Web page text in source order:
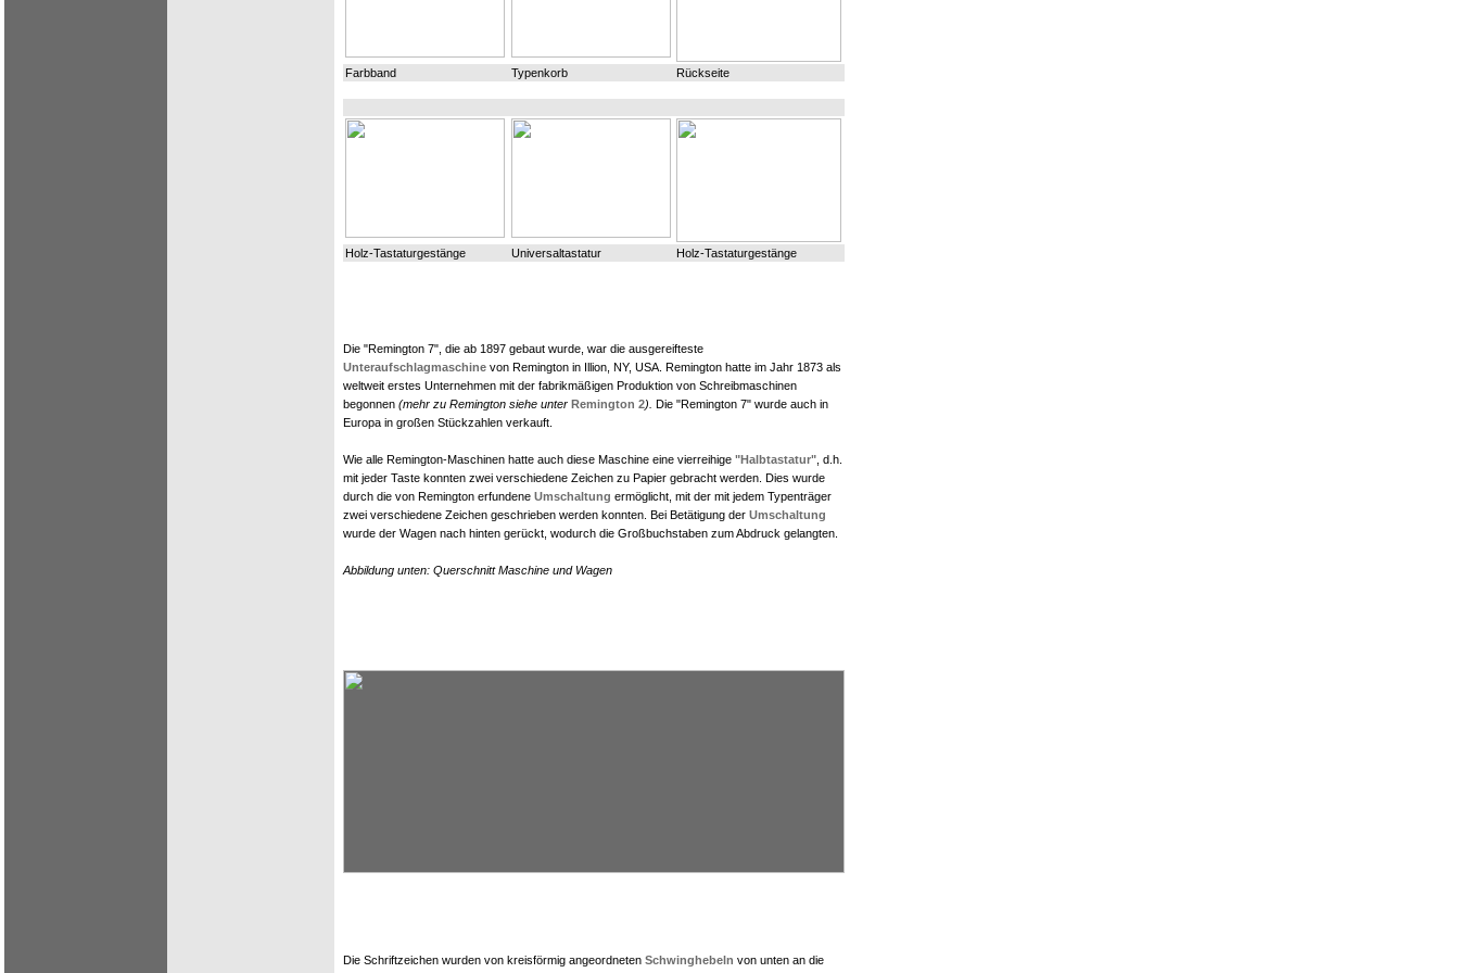
Farbband Typenkorb Rückseite
Holz-Tastaturgestänge Universaltastatur Holz-Tastaturgestänge
Die "Remington 7", die ab 1897 gebaut wurde, war die ausgereifteste
Unteraufschlagmaschine von Remington in Illion, NY, USA. Remington hatte im Jahr 1873 als
weltweit erstes Unternehmen mit der fabrikmäßigen Produktion von Schreibmaschinen
begonnen (mehr zu Remington siehe unter Remington 2). Die "Remington 7" wurde auch in
Europa in großen Stückzahlen verkauft.
Wie alle Remington-Maschinen hatte auch diese Maschine eine vierreihige "Halbtastatur" , d.h.
mit jeder Taste konnten zwei verschiedene Zeichen zu Papier gebracht werden. Dies wurde
durch die von Remington erfundene Umschaltung ermöglicht, mit der mit jedem Typenträger
zwei verschiedene Zeichen geschrieben werden konnten. Bei Betätigung der Umschaltung
wurde der Wagen nach hinten gerückt, wodurch die Großbuchstaben zum Abdruck gelangten.
Abbildung unten: Querschnitt Maschine und Wagen
Die Schriftzeichen wurden von kreisförmig angeordneten Schwinghebeln von unten an die